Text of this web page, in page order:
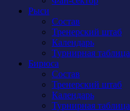
Рыси
Состав
Тренерский штаб
Календарь
Турнирная таблица
Бирюса
Состав
Тренерский штаб
Календарь
Турнирная таблица